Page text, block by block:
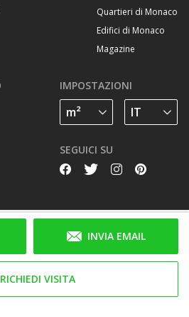
INVIA EMAIL
RICHIEDI VISITA
Quartieri di Monaco
Edifici di Monaco
Magazine
IMPOSTAZIONI
SEGUICI SU